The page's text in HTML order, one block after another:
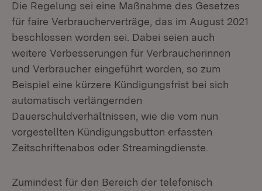
Die Regelung sei eine Maßnahme des Gesetzes
für faire Verbraucherverträge, das im August 2021
beschlossen worden sei. Dabei seien auch
weitere Verbesserungen für Verbraucherinnen
und Verbraucher eingeführt worden, so zum
Beispiel eine kürzere Kündigungsfrist bei sich
automatisch verlängernden
Dauerschuldverhältnissen, wie die vom nun
vorgestellten Kündigungsbutton erfassten
Zeitschriftenabos oder Streamingdienste.
Zumindest für den Bereich der telefonisch